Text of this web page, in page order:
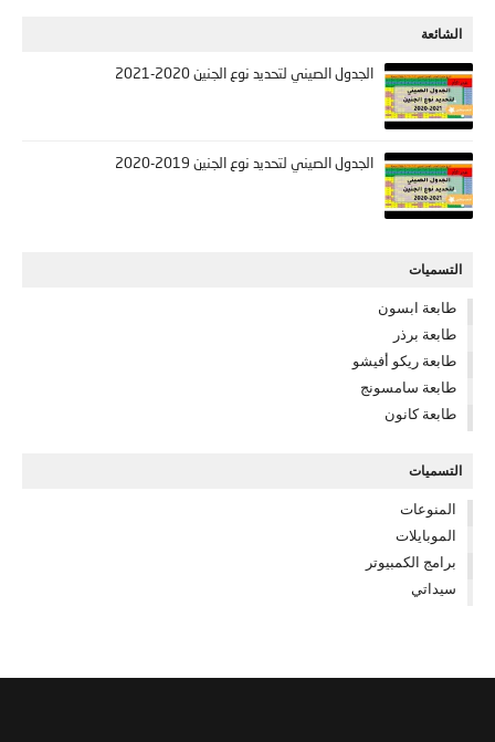
الشائعة
الجدول الصيني لتحديد نوع الجنين 2020-2021
الجدول الصيني لتحديد نوع الجنين 2019-2020
التسميات
طابعة ابسون
طابعة برذر
طابعة ريكو أفيشو
طابعة سامسونج
طابعة كانون
التسميات
المنوعات
الموبايلات
برامج الكمبيوتر
سيداتي